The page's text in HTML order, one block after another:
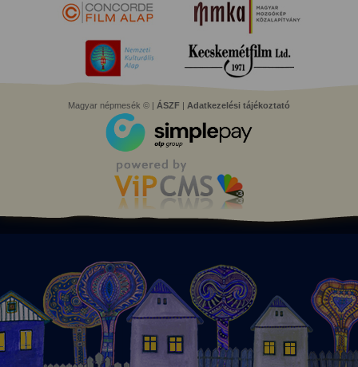
Magyar népmesék © | ÁSZF | Adatkezelési tájékoztató